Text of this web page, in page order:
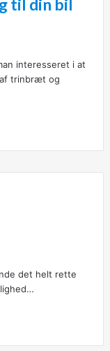
til din bil
interesseret i at
trinbræt og
det helt rette